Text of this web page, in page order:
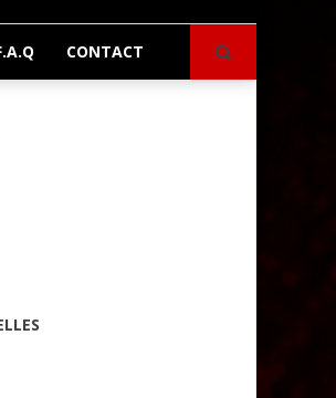
CONTACT